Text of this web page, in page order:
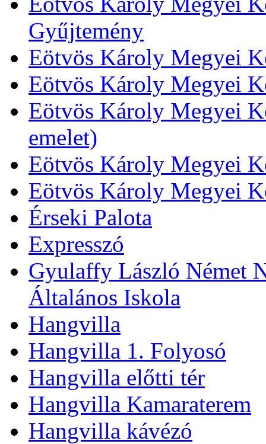
Gyűjtemény
Eötvös Károly Megyei
Eötvös Károly Megyei
Eötvös Károly Megyei
emelet)
Eötvös Károly Megyei
Eötvös Károly Megyei
Érseki Palota
Expresszó
Gyulaffy László Német
Általános Iskola
Hangvilla
Hangvilla 1. Folyosó
Hangvilla előtti tér
Hangvilla Kamaraterem
Hangvilla kávézó